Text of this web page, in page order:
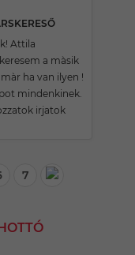
Attila
a màsik
ha van ilyen !
mindenkinek.
irjatok
7